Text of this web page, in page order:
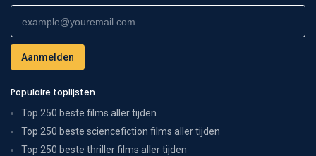
Populaire toplijsten
Top 250 beste films aller tijden
Top 250 beste sciencefiction films aller tijden
Top 250 beste thriller films aller tijden